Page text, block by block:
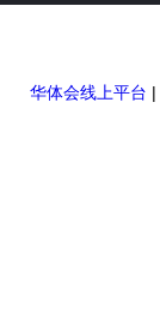
华体会线上平台 |